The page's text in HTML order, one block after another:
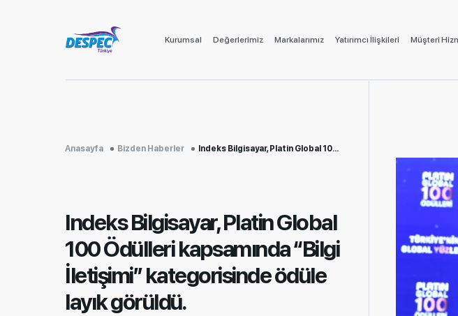
Kurumsal Değerlerimiz Markalarımız Yatırımcı İlişkileri Müşteri
Anasayfa Bizden Haberler Indeks Bilgisayar, Platin Global 100 Ödülleri kapsamında “Bilgi İletişimi” kategorisinde ödüle layık...
Indeks Bilgisayar, Platin Global
100 Ödülleri kapsamında “Bilgi
İletişimi” kategorisinde ödüle
layık görüldü.